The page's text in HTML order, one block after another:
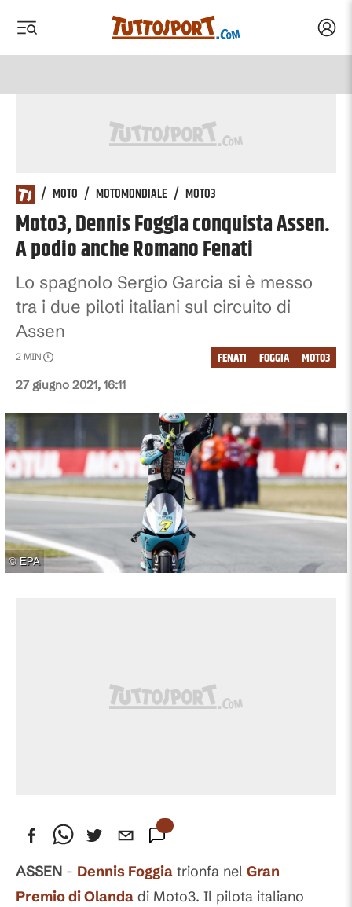
/ MOTO / MOTOMONDIALE / MOTO3
Moto3, Dennis Foggia conquista Assen.
A podio anche Romano Fenati
Lo spagnolo Sergio Garcia si è messo
tra i due piloti italiani sul circuito di
Assen
27 giugno 2021, 16:11
2 MIN MOTO3
FOGGIA
FENATI
©EPA
ASSEN - Dennis Foggia trionfa nel Gran
Premio di Olanda di Moto3. Il pilota italiano